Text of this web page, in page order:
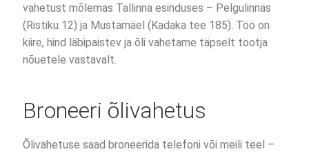
vahetust mõlemas Tallinna esinduses – Pelgulinnas
(Ristiku 12) ja Mustamäel (Kadaka tee 185). Töö on
kiire, hind läbipaistev ja õli vahetame täpselt tootja
nõuetele vastavalt.
Broneeri õlivahetus
Õlivahetuse saad broneerida telefoni või meili teel –